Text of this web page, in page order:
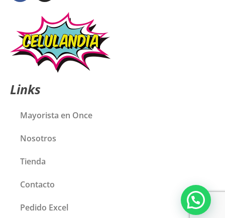
Links
Mayorista en Once
Nosotros
Tienda
Contacto
Pedido Excel